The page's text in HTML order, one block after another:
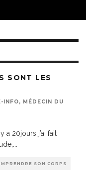
SONT LES
INFO, MÉDECIN DU
a 20jours j’ai fait
SON CORPS